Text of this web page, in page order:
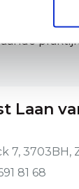
door
Laan
7, 3703BH,
81 68